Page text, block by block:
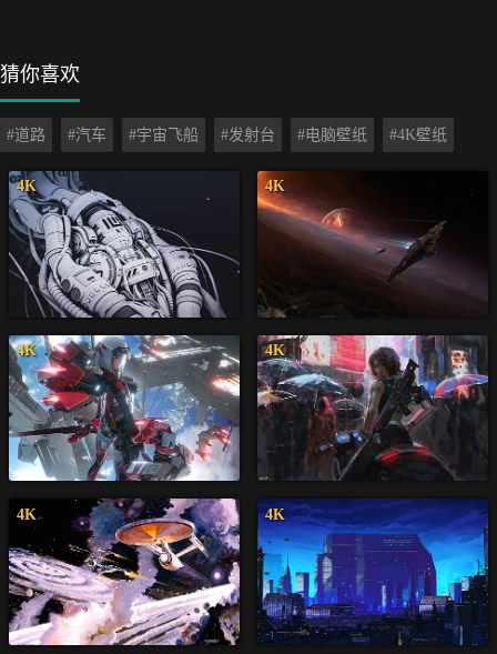
猜你喜欢
#道路 #汽车 #宇宙飞船 #发射台 #电脑壁纸 #4K壁纸
4K 4K
4K 4K
4K 4K